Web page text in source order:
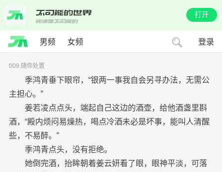
打开
男频 女频 登录
009.随你处置
季鸿青垂下眼帘，“银两一事我自会另寻办法，无需公
主担心。”
姜若凌点点头，端起自己这边的酒壶，给他酒盏里斟
酒，“殿内烦闷易燥热，喝点冷酒未必是坏事，能叫人清醒
些，不易醉。”
季鸿青点头，没有拒绝。
她倒完酒，抬眸朝着姜云妍看了眼，眼神平淡，可落